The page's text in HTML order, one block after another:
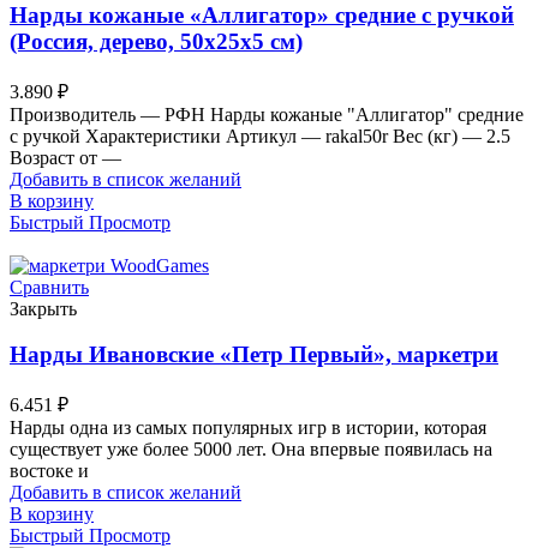
Нарды кожаные «Аллигатор» средние с ручкой
(Россия, дерево, 50х25х5 см)
3.890 ₽
Производитель — РФН Нарды кожаные "Аллигатор" средние
с ручкой Характеристики Артикул — rakal50r Вес (кг) — 2.5
Возраст от —
Добавить в список желаний
В корзину
Быстрый Просмотр
Сравнить
Закрыть
Нарды Ивановские «Петр Первый», маркетри
6.451 ₽
Нарды одна из самых популярных игр в истории, которая
существует уже более 5000 лет. Она впервые появилась на
востоке и
Добавить в список желаний
В корзину
Быстрый Просмотр